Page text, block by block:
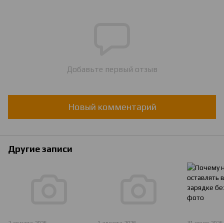
Добавьте первый отзыв
Новый комментарий
Другие записи